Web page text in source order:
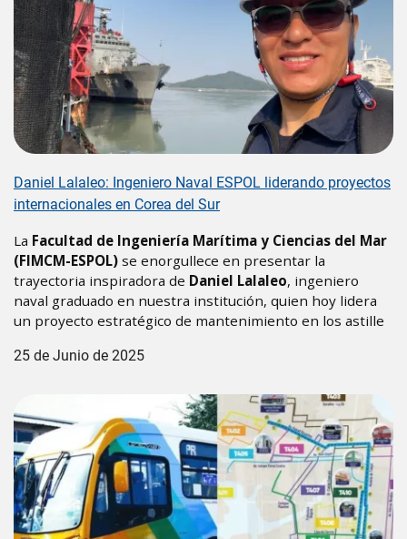
Daniel Lalaleo: Ingeniero Naval ESPOL liderando proyectos
internacionales en Corea del Sur
La Facultad de Ingeniería Marítima y Ciencias del Mar
(FIMCM-ESPOL) se enorgullece en presentar la
trayectoria inspiradora de Daniel Lalaleo, ingeniero
naval graduado en nuestra institución, quien hoy lidera
un proyecto estratégico de mantenimiento en los astille
25 de Junio de 2025